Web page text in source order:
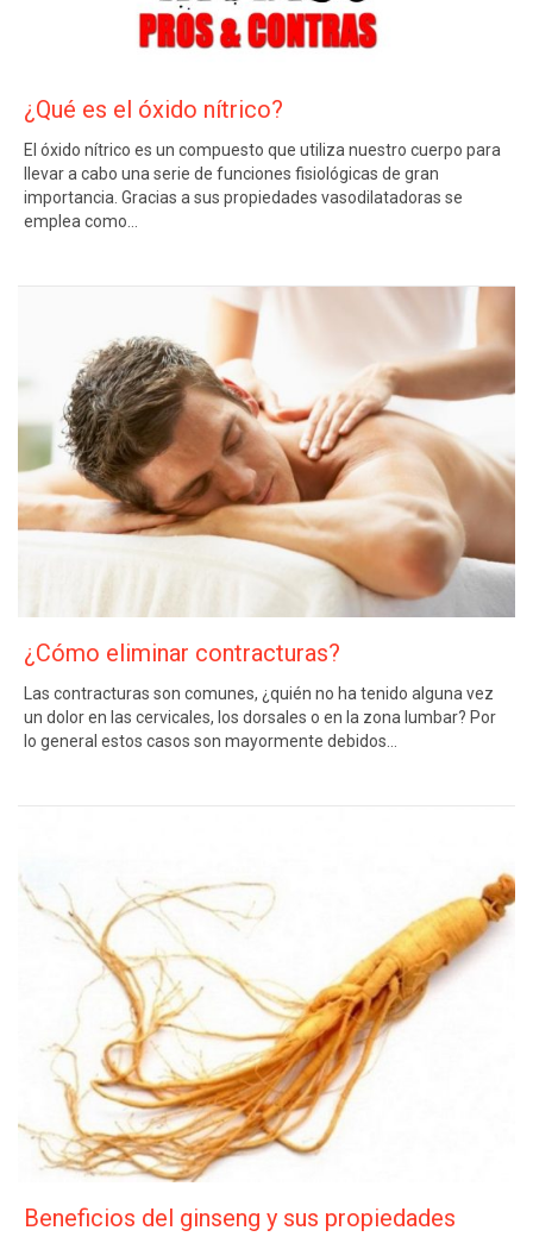
¿Qué es el óxido nítrico?
El óxido nítrico es un compuesto que utiliza nuestro cuerpo para
llevar a cabo una serie de funciones fisiológicas de gran
importancia. Gracias a sus propiedades vasodilatadoras se
emplea como…
¿Cómo eliminar contracturas?
Las contracturas son comunes, ¿quién no ha tenido alguna vez
un dolor en las cervicales, los dorsales o en la zona lumbar? Por
lo general estos casos son mayormente debidos…
Beneficios del ginseng y sus propiedades